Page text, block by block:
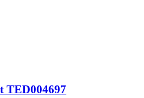
TED004697